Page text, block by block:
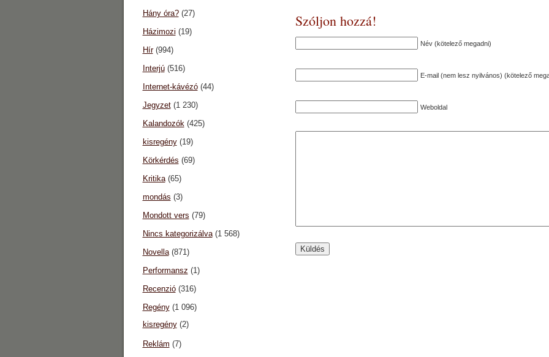
Szóljon hozzá!
Név (kötelező megadni)
E-mail (nem lesz nyilvános) (kötelező
Weboldal
Hány óra?(27)
Házimozi (19)
Hír(994)
Interjú(516)
Internet-kávézó(44)
Jegyzet(1 230)
Kalandozók(425)
kisregény(19)
Körkérdés (69)
Kritika(65)
mondás (3)
Mondott vers (79)
Nincs kategorizálva(1 568)
Novella(871)
Performansz (1)
Recenzió(316)
Regény(1 096)
kisregény(2)
Reklám (7)